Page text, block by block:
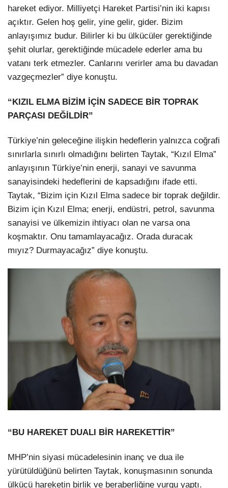
hareket ediyor. Milliyetçi Hareket Partisi’nin iki kapısı
açıktır. Gelen hoş gelir, yine gelir, gider. Bizim
anlayışımız budur. Bilirler ki bu ülkücüler gerektiğinde
şehit olurlar, gerektiğinde mücadele ederler ama bu
vatanı terk etmezler. Canlarını verirler ama bu davadan
vazgeçmezler” diye konuştu.
“KIZIL ELMA BİZİM İÇİN SADECE BİR TOPRAK
PARÇASI DEĞİLDİR”
Türkiye’nin geleceğine ilişkin hedeflerin yalnızca coğrafi
sınırlarla sınırlı olmadığını belirten Taytak, “Kızıl Elma”
anlayışının Türkiye’nin enerji, sanayi ve savunma
sanayisindeki hedeflerini de kapsadığını ifade etti.
Taytak, “Bizim için Kızıl Elma sadece bir toprak değildir.
Bizim için Kızıl Elma; enerji, endüstri, petrol, savunma
sanayisi ve ülkemizin ihtiyacı olan ne varsa ona
koşmaktır. Onu tamamlayacağız. Orada duracak
mıyız? Durmayacağız” diye konuştu.
“BU HAREKET DUALI BİR HAREKETTİR”
MHP’nin siyasi mücadelesinin inanç ve dua ile
yürütüldüğünü belirten Taytak, konuşmasının sonunda
ülkücü hareketin birlik ve beraberliğine vurgu yaptı.